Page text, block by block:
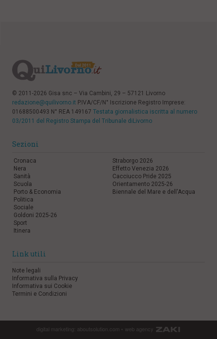
© 2011-2026 Gisa snc – Via Cambini, 29 – 57121 Livorno
redazione@quilivorno.it P.IVA/CF/N° Iscrizione Registro Imprese:
01688500493 N° REA 149167 Testata giornalistica iscritta al numero
03/2011 del Registro Stampa del Tribunale diLivorno
Sezioni
Cronaca
Nera
Sanità
Scuola
Porto & Economia
Politica
Sociale
Goldoni 2025-26
Sport
Itinera
Straborgo 2026
Effetto Venezia 2026
Cacciucco Pride 2025
Orientamento 2025-26
Biennale del Mare e dell'Acqua
Link utili
Note legali
Informativa sulla Privacy
Informativa sui Cookie
Termini e Condizioni
digital marketing: aboutsolution.com •web agency